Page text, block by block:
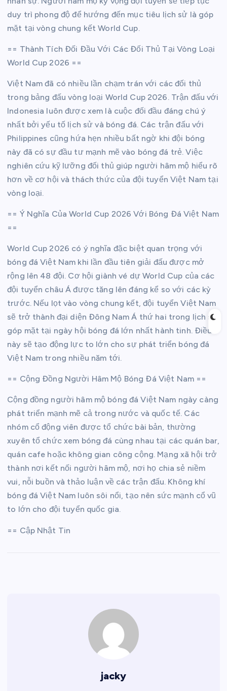
duy trì phong độ để hướng đến mục tiêu lịch sử là góp
mặt tại vòng chung kết World Cup.
== Thành Tích Đối Đầu Với Các Đối Thủ Tại Vòng Loại
World Cup 2026 ==
Việt Nam đã có nhiều lần chạm trán với các đối thủ
trong bảng đấu vòng loại World Cup 2026. Trận đấu với
Indonesia luôn được xem là cuộc đối đầu đáng chú ý
nhất bởi yếu tố lịch sử và bóng đá. Các trận đấu với
Philippines cũng hứa hẹn nhiều bất ngờ khi đội bóng
này đã có sự đầu tư mạnh mẽ vào bóng đá trẻ. Việc
nghiên cứu kỹ lưỡng đối thủ giúp người hâm mộ hiểu rõ
hơn về cơ hội và thách thức của đội tuyển Việt Nam tại
vòng loại.
== Ý Nghĩa Của World Cup 2026 Với Bóng Đá Việt Nam
==
World Cup 2026 có ý nghĩa đặc biệt quan trọng với
bóng đá Việt Nam khi lần đầu tiên giải đấu được mở
rộng lên 48 đội. Cơ hội giành vé dự World Cup của các
đội tuyển châu Á được tăng lên đáng kể so với các kỳ
trước. Nếu lọt vào vòng chung kết, đội tuyển Việt Nam
sẽ trở thành đại diện Đông Nam Á thứ hai trong lịch sử
góp mặt tại ngày hội bóng đá lớn nhất hành tinh. Điều
này sẽ tạo động lực to lớn cho sự phát triển bóng đá
Việt Nam trong nhiều năm tới.
== Cộng Đồng Người Hâm Mộ Bóng Đá Việt Nam ==
Cộng đồng người hâm mộ bóng đá Việt Nam ngày càng
phát triển mạnh mẽ cả trong nước và quốc tế. Các
nhóm cổ động viên được tổ chức bài bản, thường
xuyên tổ chức xem bóng đá cùng nhau tại các quán bar,
quán cafe hoặc không gian công cộng. Mạng xã hội trở
thành nơi kết nối người hâm mộ, nơi họ chia sẻ niềm
vui, nỗi buồn và thảo luận về các trận đấu. Không khí
bóng đá Việt Nam luôn sôi nổi, tạo nên sức mạnh cổ vũ
to lớn cho đội tuyển quốc gia.
== Cập Nhật Tin
jacky